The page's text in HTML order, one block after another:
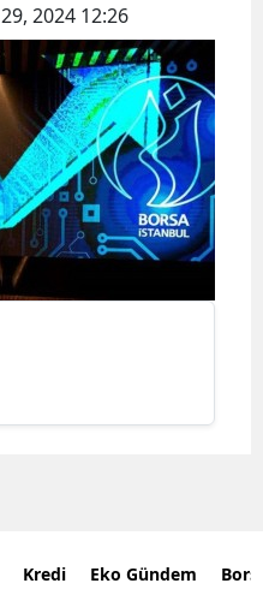
2024 12:26
Kredi Eko Gündem